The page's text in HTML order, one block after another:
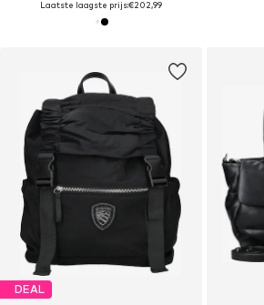
Laatste laagste prijs:€202,99
DEAL